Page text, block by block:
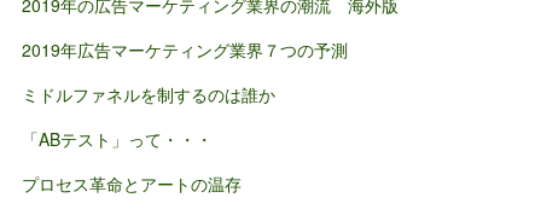
2019年の広告マーケティング業界の潮流 海外版
2019年広告マーケティング業界７つの予測
ミドルファネルを制するのは誰か
「ABテスト」って・・・
プロセス革命とアートの温存